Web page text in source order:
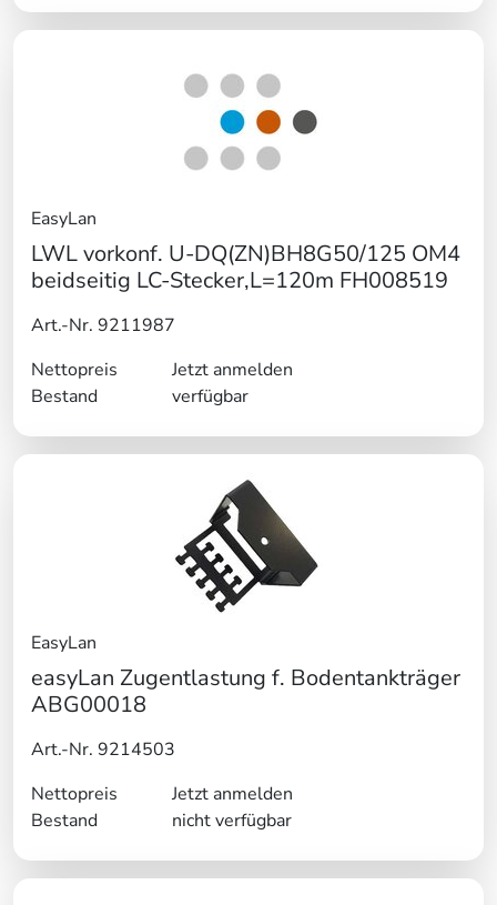
EasyLan
LWL vorkonf. U-DQ(ZN)BH8G50/125 OM4
beidseitig LC-Stecker,L=120m FH008519
Art.-Nr. 9211987
Nettopreis
Jetzt anmelden
Bestand
verfügbar
EasyLan
easyLan Zugentlastung f. Bodentankträger
ABG00018
Art.-Nr. 9214503
Nettopreis
Jetzt anmelden
Bestand
nicht verfügbar